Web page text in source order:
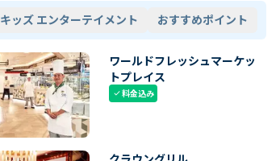
キッズ エンターテイメント おすすめポイント
ワールドフレッシュマーケッ
トプレイス
check料金込み